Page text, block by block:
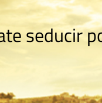
seducir